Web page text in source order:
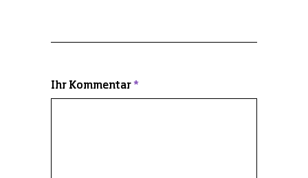
Ihr Kommentar *